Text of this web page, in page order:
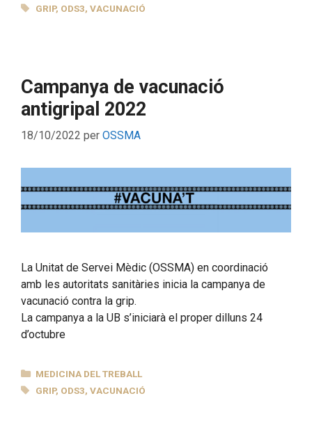
ETIQUETES
GRIP, ODS3,VACUNACIÓ
Campanya de vacunació
antigripal 2022
18/10/2022 per OSSMA
La Unitat de Servei Mèdic (OSSMA) en coordinació
amb les autoritats sanitàries inicia la campanya de
vacunació contra la grip.
La campanya a la UB s’iniciarà el proper dilluns 24
d’octubre
CATEGORIES
MEDICINA DEL TREBALL
ETIQUETES
GRIP, ODS3,VACUNACIÓ